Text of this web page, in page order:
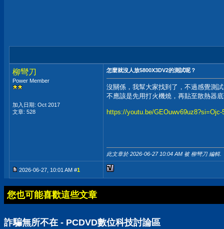
柳彎刀
Power Member
加入日期: Oct 2017
文章: 528
怎麼就沒人放5800X3DV2的測試呢？
沒關係，我幫大家找到了，不過感覺測
不應該是先用打火機燒，再貼至散熱器
https://youtu.be/GEOuwv69uz8?si=Ojc-
此文章於 2026-06-27 10:04 AM 被 柳彎刀 編輯.
2026-06-27, 10:01 AM #1
您也可能喜歡這些文章
詐騙無所不在 - PCDVD數位科技討論區